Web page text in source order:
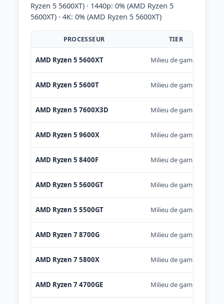
Ryzen 5 5600XT) · 1440p: 0% (AMD Ryzen 5
5600XT) · 4K: 0% (AMD Ryzen 5 5600XT)
PROCESSEUR TIER
AMD Ryzen 5 5600XT Milieu de gamme
AMD Ryzen 5 5600T Milieu de gamme
AMD Ryzen 5 7600X3D Milieu de gamme
AMD Ryzen 5 9600X Milieu de gamme
AMD Ryzen 5 8400F Milieu de gamme
AMD Ryzen 5 5600GT Milieu de gamme
AMD Ryzen 5 5500GT Milieu de gamme
AMD Ryzen 7 8700G Milieu de gamme
AMD Ryzen 7 5800X Milieu de gamme
AMD Ryzen 7 4700GE Milieu de gamme